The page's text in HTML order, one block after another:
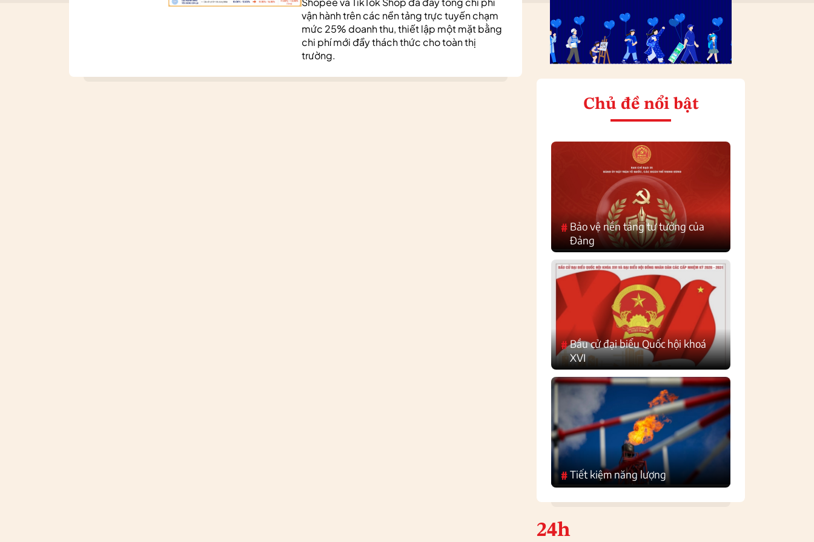
vận hành trên các nền tảng trực tuyến chạm
mức 25% doanh thu, thiết lập một mặt bằng
chi phí mới đầy thách thức cho toàn thị
trường.
Chủ đề nổi bật
#Bảo vệ nền tảng tư tưởng của
Đảng
#Bầu cử đại biểu Quốc hội khoá
XVI
#Tiết kiệm năng lượng
24h